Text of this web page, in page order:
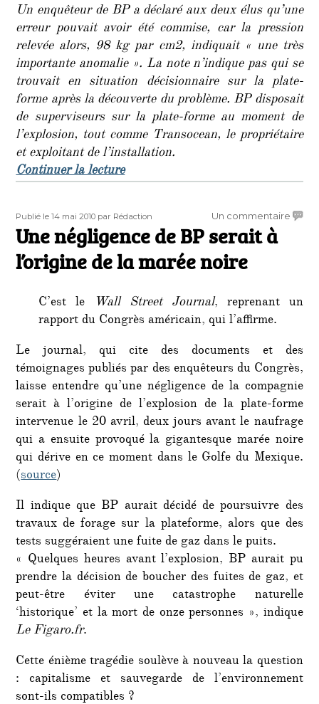
Un enquêteur de BP a déclaré aux deux élus qu’une
erreur pouvait avoir été commise, car la pression
relevée alors, 98 kg par cm2, indiquait « une très
importante anomalie ». La note n’indique pas qui se
trouvait en situation décisionnaire sur la plate-
forme après la découverte du problème. BP disposait
de superviseurs sur la plate-forme au moment de
l’explosion, tout comme Transocean, le propriétaire
et exploitant de l’installation.
Continuer la lecturede « Marée noire : BP reconnaît «
Publié
le
Publié le 14 mai 2010 Auteur
par Rédaction Un commentairesur
à
la
noire
Une négligence de BP serait à
l’origine de la marée noire
C’est le Wall Street Journal, reprenant un
rapport du Congrès américain, qui l’affirme.
Le journal, qui cite des documents et des
témoignages publiés par des enquêteurs du Congrès,
laisse entendre qu’une négligence de la compagnie
serait à l’origine de l’explosion de la plate-forme
intervenue le 20 avril, deux jours avant le naufrage
qui a ensuite provoqué la gigantesque marée noire
qui dérive en ce moment dans le Golfe du Mexique.
(source)
Il indique que BP aurait décidé de poursuivre des
travaux de forage sur la plateforme, alors que des
tests suggéraient une fuite de gaz dans le puits.
« Quelques heures avant l’explosion, BP aurait pu
prendre la décision de boucher des fuites de gaz, et
peut-être éviter une catastrophe naturelle
‘historique’ et la mort de onze personnes », indique
Le Figaro.fr.
Cette énième tragédie soulève à nouveau la question
: capitalisme et sauvegarde de l’environnement
sont-ils compatibles ?